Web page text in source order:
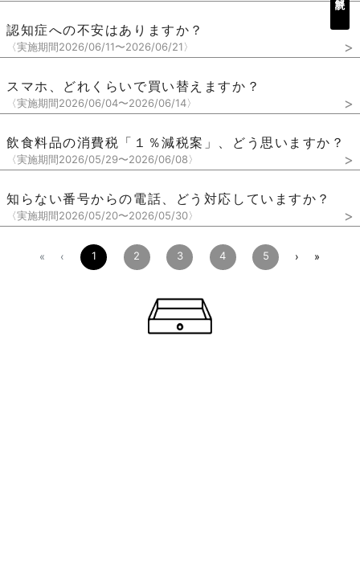
認知症への不安はありますか？
〈実施期間2026/06/11〜2026/06/21〉 >
スマホ、どれくらいで買い替えますか？
〈実施期間2026/06/04〜2026/06/14〉 >
飲食料品の消費税「１％減税案」、どう思いますか？
〈実施期間2026/05/29〜2026/06/08〉 >
知らない番号からの電話、どう対応していますか？
〈実施期間2026/05/20〜2026/05/30〉 >
« ‹ 1 2 3 4 5 › »